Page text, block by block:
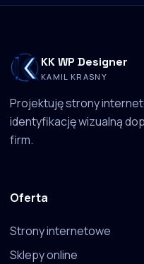
KK WP Designer
KAMIL KRASNY
Projektuję strony
identyfikację wizualną
firm.
Oferta
Strony internetowe
Sklepy online